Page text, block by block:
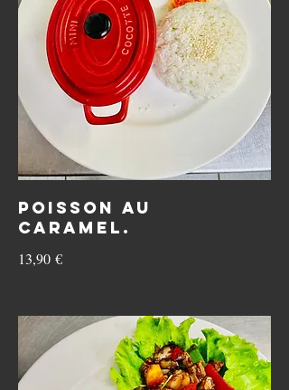
Poisson au
caramel.
13,90 €